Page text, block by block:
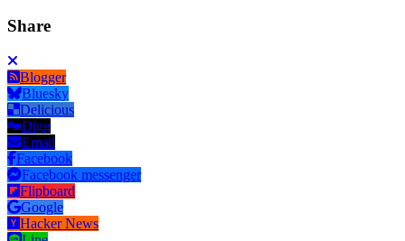
Share
Blogger
Bluesky
Delicious
Digg
Email
Facebook
Facebook messenger
Flipboard
Google
Hacker News